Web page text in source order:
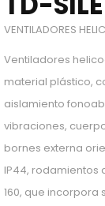
VENTILADORES
Ventiladores
material plástico,
aislamiento
vibraciones,
bornes externa
IP44, rodamientos
160, que